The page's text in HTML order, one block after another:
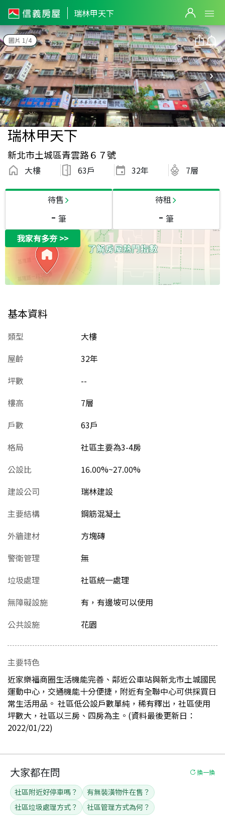
瑞林甲天下
圖片 1/4
瑞林甲天下
新北市土城區青雲路６７號
大樓 63戶 32年 7層
待售
- 筆
待租
- 筆
我家有多夯>>
基本資料
類型
大樓
屋齡
32年
坪數
--
樓高
7層
戶數
63戶
格局
社區主要為3-4房
公設比
16.00%~27.00%
建設公司
瑞林建設
主要結構
鋼筋混凝土
外牆建材
方塊磚
警衛管理
無
垃圾處理
社區統一處理
無障礙設施
有，有邊坡可以使用
公共設施
花園
主要特色
近家樂福商圈生活機能完善、鄰近公車站與新北市土城國民
運動中心，交通機能十分便捷，附近有全聯中心可供採買日
常生活用品。 社區低公設戶數單純，稀有釋出，社區使用
坪數大，社區以三房、四房為主。(資料最後更新日：
2022/01/22)
大家都在問 換一換
社區附近好停車嗎？
有無裝潢物件在售？
社區垃圾處理方式？
社區管理方式為何？